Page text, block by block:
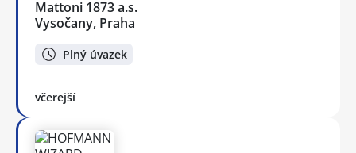
Mattoni 1873 a.s.
Vysočany, Praha
Plný úvazek
včerejší